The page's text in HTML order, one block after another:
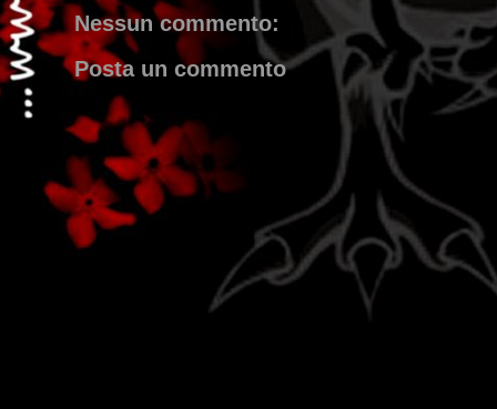
Nessun commento:
Posta un commento